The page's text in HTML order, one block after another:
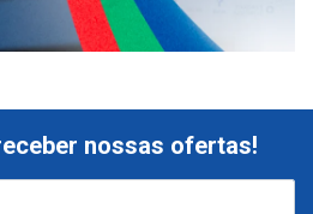
nossas ofertas!